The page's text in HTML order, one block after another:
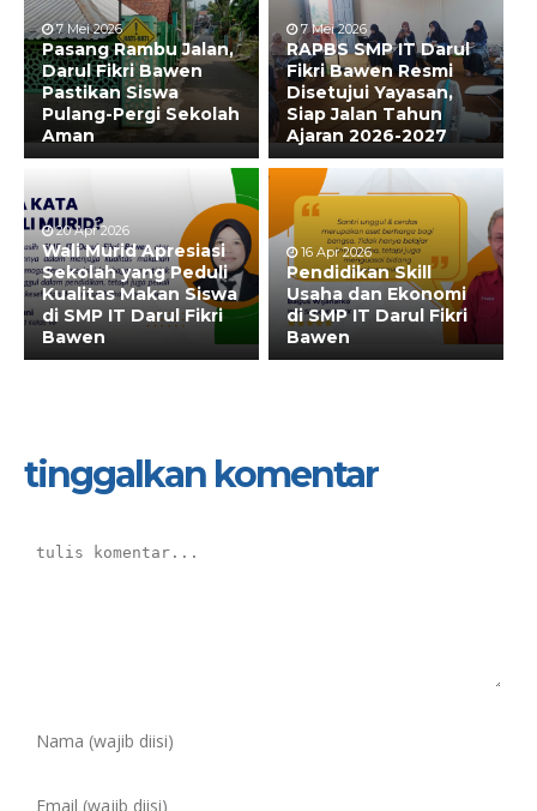
7 Mei 2026
Pasang Rambu Jalan,
Darul Fikri Bawen
Pastikan Siswa
Pulang-Pergi Sekolah
Aman
7 Mei 2026
RAPBS SMP IT Darul
Fikri Bawen Resmi
Disetujui Yayasan,
Siap Jalan Tahun
Ajaran 2026-2027
20 Apr 2026
Wali Murid Apresiasi
Sekolah yang Peduli
Kualitas Makan Siswa
di SMP IT Darul Fikri
Bawen
16 Apr 2026
Pendidikan Skill
Usaha dan Ekonomi
di SMP IT Darul Fikri
Bawen
tinggalkan komentar